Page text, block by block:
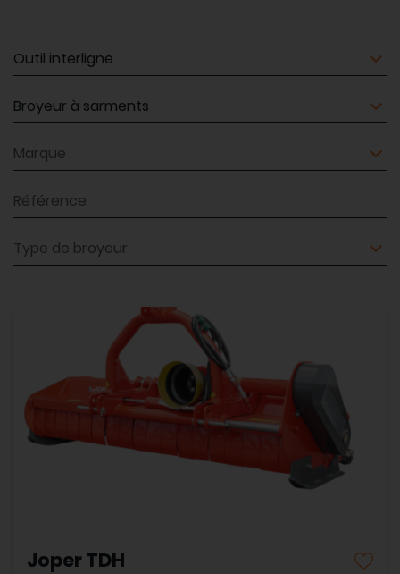
Matériel
Matériel
Marque
Référence
Type de broyeur
Joper TDH